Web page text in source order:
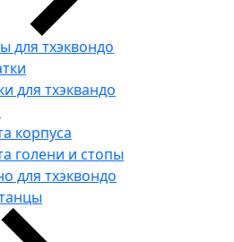
для тхэквондо
для тхэквандо
корпуса
голени и стопы
для тхэквондо